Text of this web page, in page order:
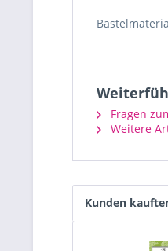
Fragen
Weitere
Kunden